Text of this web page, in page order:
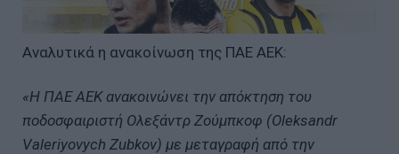
Αναλυτικά η ανακοίνωση της ΠΑΕ ΑΕΚ:
«Η ΠΑΕ ΑΕΚ ανακοινώνει την απόκτηση του
ποδοσφαιριστή Ολεξάντρ Ζούμπκοφ (Oleksandr
Valeriyovych Zubkov) με μεταγραφή από την